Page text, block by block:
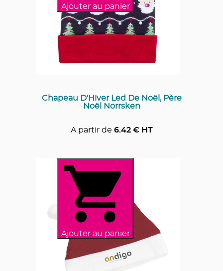
Ajouter au panier
Chapeau D'Hiver Led De Noël, Père
Noël Norrsken
A partir de 6.42€ HT
Ajouter au panier